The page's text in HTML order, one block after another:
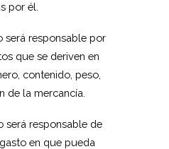
por él.
será responsable por
que se deriven en
contenido, peso,
de la mercancía.
será responsable de
en que pueda